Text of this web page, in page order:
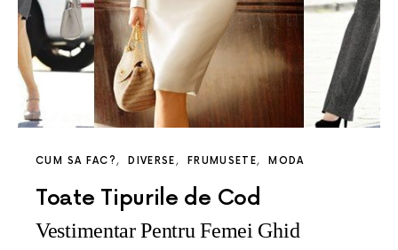
CUM SA FAC? DIVERSE FRUMUSETE MODA
Toate Tipurile de Cod
Vestimentar Pentru Femei Ghid